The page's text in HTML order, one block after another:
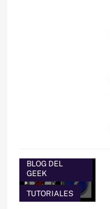
BLOG DEL
GEEK
TUTORIALES